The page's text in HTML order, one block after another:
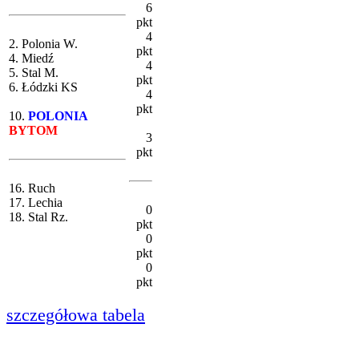
2. Polonia W.
4. Miedź
5. Stal M.
6. Łódzki KS
10. POLONIA
BYTOM
16. Ruch
17. Lechia
18. Stal Rz.
6
pkt
4
pkt
4
pkt
4
pkt
3
pkt
0
pkt
0
pkt
0
pkt
szczegółowa tabela